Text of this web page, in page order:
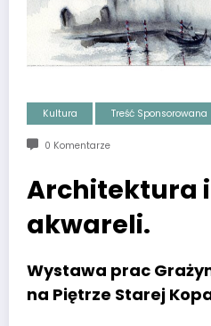
Kultura Treść Sponsorowana
0 Komentarze
Architektura
akwareli.
Wystawa prac
na Piętrze Starej